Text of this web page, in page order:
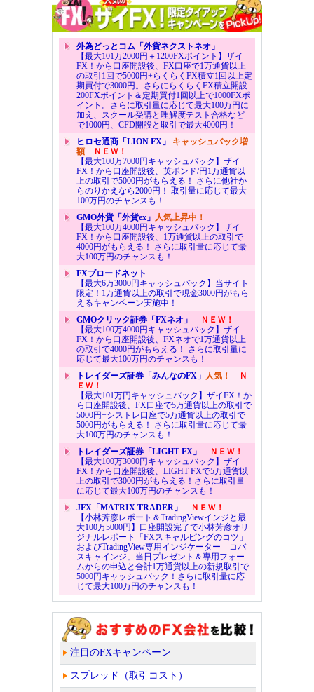
外為どっとコム「外貨ネクストネオ」
【最大101万2000円＋1200FXポイント】ザイ
FX！から口座開設後、FX口座で1万通貨以上
の取引1回で5000円+らくらくFX積立1回以上定
期買付で3000円。さらにらくらくFX積立開設
200FXポイント＆定期買付1回以上で1000FXポ
イント。さらに取引量に応じて最大100万円に
加え、スクール受講と理解度テスト合格など
で1000円、CFD開設と取引で最大4000円！
ヒロセ通商「LION FX」 キャッシュバック増
額ＮＥＷ！
【最大100万7000円キャッシュバック】ザイ
FX！から口座開設後、英ポンド/円1万通貨以
上の取引で5000円がもらえる！ さらに他社か
らのりかえなら2000円！ 取引量に応じて最大
100万円のチャンスも！
GMO外貨「外貨ex」 人気上昇中！
【最大100万4000円キャッシュバック】ザイ
FX！から口座開設後、1万通貨以上の取引で
4000円がもらえる！ さらに取引量に応じて最
大100万円のチャンスも！
FXブロードネット
【最大6万3000円キャッシュバック】当サイト
限定！1万通貨以上の取引で現金3000円がもら
えるキャンペーン実施中！
GMOクリック証券「FXネオ」
ＮＥＷ！
【最大100万4000円キャッシュバック】ザイ
FX！から口座開設後、FXネオで1万通貨以上
の取引で4000円がもらえる！ さらに取引量に
応じて最大100万円のチャンスも！
トレイダーズ証券「みんなのFX」 人気！
Ｎ
ＥＷ！
【最大101万円キャッシュバック】ザイFX！か
ら口座開設後、FX口座で5万通貨以上の取引で
5000円+シストレ口座で5万通貨以上の取引で
5000円がもらえる！ さらに取引量に応じて最
大100万円のチャンスも！
トレイダーズ証券「LIGHT FX」
ＮＥＷ！
【最大100万3000円キャッシュバック】ザイ
FX！から口座開設後、LIGHT FXで5万通貨以
上の取引で3000円がもらえる！さらに取引量
に応じて最大100万円のチャンスも！
JFX「MATRIX TRADER」
ＮＥＷ！
【小林芳彦レポート＆TradingViewインジと最
大100万5000円】口座開設完了で小林芳彦オリ
ジナルレポート「FXスキャルピングのコツ」
およびTradingView専用インジケーター「コバ
スキャインジ」当日プレゼント＆専用フォー
ムからの申込と合計1万通貨以上の新規取引で
5000円キャッシュバック！さらに取引量に応
じて最大100万円のチャンスも！
注目のFXキャンペーン
スプレッド（取引コスト）